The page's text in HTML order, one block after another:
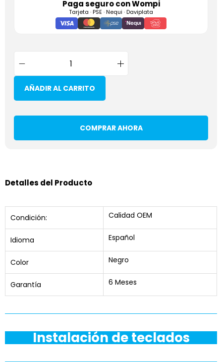
Paga seguro conWompi
Tarjeta · PSE · Nequi · Daviplata
AÑADIR AL CARRITO
COMPRAR AHORA
Detalles del Producto
Condición: Calidad OEM
Idioma Español
Color Negro
Garantía 6 Meses
Instalación de teclados